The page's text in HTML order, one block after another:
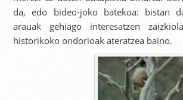
da, edo bideo-joko batekoa: bistan
arauak gehiago interesatzen
historikoko ondorioak ateratzea baino.